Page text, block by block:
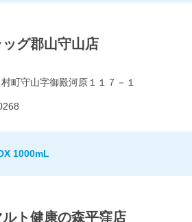
グ郡山守山店
町守山字御殿河原１１７－１
1000mL
ルト健康の森平窪店